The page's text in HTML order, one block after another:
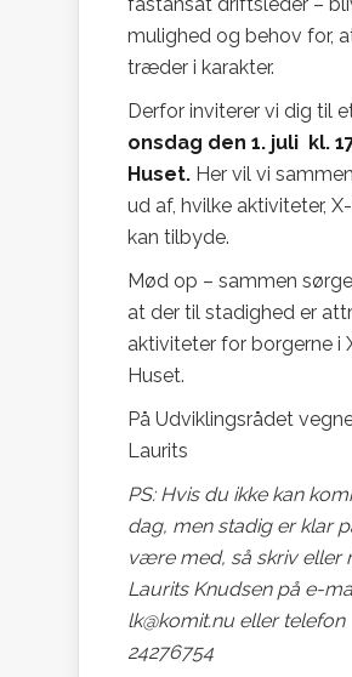
fastansat driftsleder –
mulighed og behov for,
træder i karakter.
Derfor inviterer vi dig til
onsdag den 1. juli kl.
Huset. Her vil vi
ud af, hvilke aktiviteter,
kan tilbyde.
Mød op – sammen
at der til stadighed er
aktiviteter for borgerne i
Huset.
På Udviklingsrådet
Laurits
PS: Hvis du ikke kan
dag, men stadig er klar
være med, så skriv eller
Laurits Knudsen på e-
lk@komit.nu eller telefon
24276754